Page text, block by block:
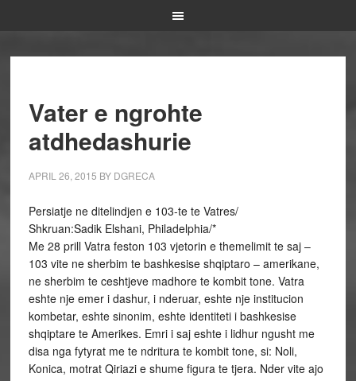
Vater e ngrohte
atdhedashurie
APRIL 26, 2015 BY DGRECA
Persiatje ne ditelindjen e 103-te te Vatres/
Shkruan:Sadik Elshani, Philadelphia/*
Me 28 prill Vatra feston 103 vjetorin e themelimit te saj –
103 vite ne sherbim te bashkesise shqiptaro – amerikane,
ne sherbim te ceshtjeve madhore te kombit tone. Vatra
eshte nje emer i dashur, i nderuar, eshte nje institucion
kombetar, eshte sinonim, eshte identiteti i bashkesise
shqiptare te Amerikes. Emri i saj eshte i lidhur ngusht me
disa nga fytyrat me te ndritura te kombit tone, si: Noli,
Konica, motrat Qiriazi e shume figura te tjera. Nder vite ajo